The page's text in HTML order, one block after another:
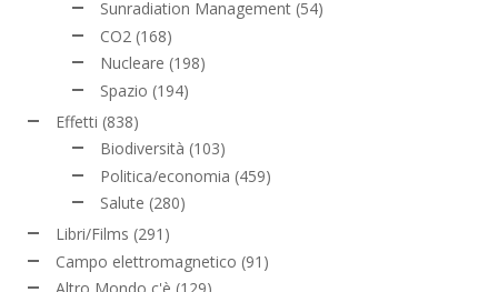
Sunradiation Management (54)
CO2 (168)
Nucleare (198)
Spazio (194)
Effetti (838)
Biodiversità (103)
Politica/economia (459)
Salute (280)
Libri/Films (291)
Campo elettromagnetico (91)